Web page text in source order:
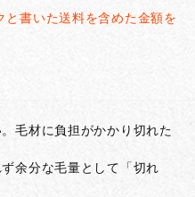
書いた送料を含めた金額を
毛材に負担がかかり切れた
余分な毛量として「切れ